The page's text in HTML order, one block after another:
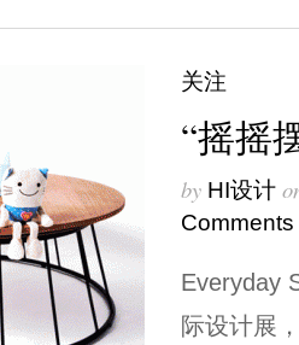
关注
“摇摇
by HI设计
Comments
Everyday
际设计展